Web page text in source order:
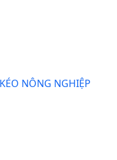
NÔNG NGHIỆP